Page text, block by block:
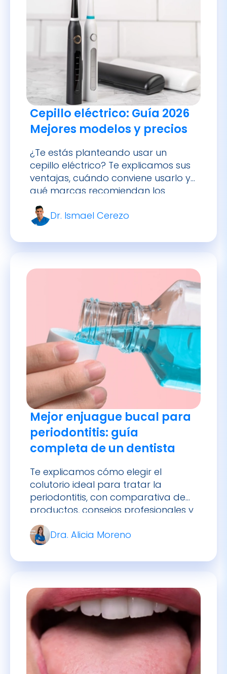
Cepillo eléctrico: Guía 2026
Mejores modelos y precios
¿Te estás planteando usar un
cepillo eléctrico? Te explicamos sus
qué marcas recomiendan los
dentistas.
Dr. Ismael Cerezo
Mejor enjuague bucal para
periodontitis: guía
completa de un dentista
Te explicamos cómo elegir el
colutorio ideal para tratar la
productos, consejos profesionales y
FAQ.
Dra. Alicia Moreno